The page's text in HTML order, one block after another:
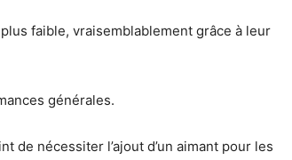
faible, vraisemblablement grâce à leur
générales.
de nécessiter l’ajout d’un aimant pour les